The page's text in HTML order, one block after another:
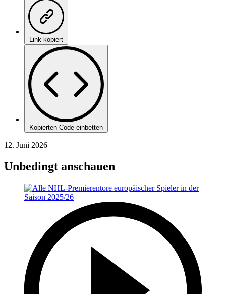
Link kopiert
Kopierten Code einbetten
12. Juni 2026
Unbedingt anschauen